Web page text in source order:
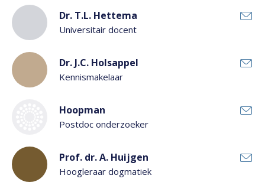
Dr. T.L. Hettema
Universitair docent
Dr. J.C. Holsappel
Kennismakelaar
Hoopman
Postdoc onderzoeker
Prof. dr. A. Huijgen
Hoogleraar dogmatiek